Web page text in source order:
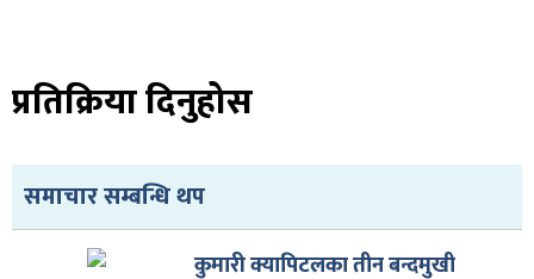
प्रतिक्रिया दिनुहोस
समाचार सम्बन्धि थप
कुमारी क्यापिटलका तीन बन्दमुखी